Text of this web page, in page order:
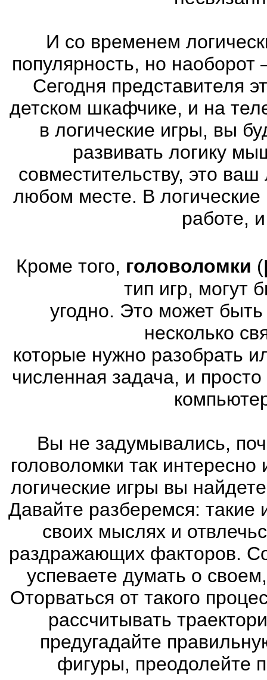
И со временем
популярность, но наоборот
Сегодня представителя
детском шкафчике, и на
в логические игры, вы
развивать логику
совместительству, это
любом месте. В
работе,
Кроме того, головоломки (
тип игр, могут
угодно. Это может
несколько
которые нужно разобрать
численная задача, и
Вы не задумывались,
головоломки так
логические игры вы
Давайте разберемся: такие
своих мыслях и
раздражающих факторов.
успеваете думать о
Оторваться от такого
рассчитывать
предугадайте
фигуры, преодолейте